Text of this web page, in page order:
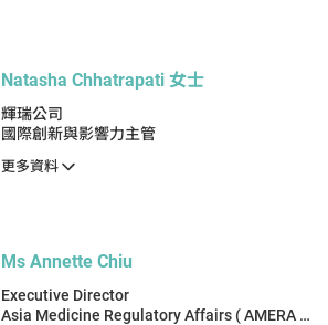
Natasha Chhatrapati 女士
輝瑞公司
國際創新與影響力主管
更多資料
Ms Annette Chiu
Executive Director
Asia Medicine Regulatory Affairs ( AMERA )